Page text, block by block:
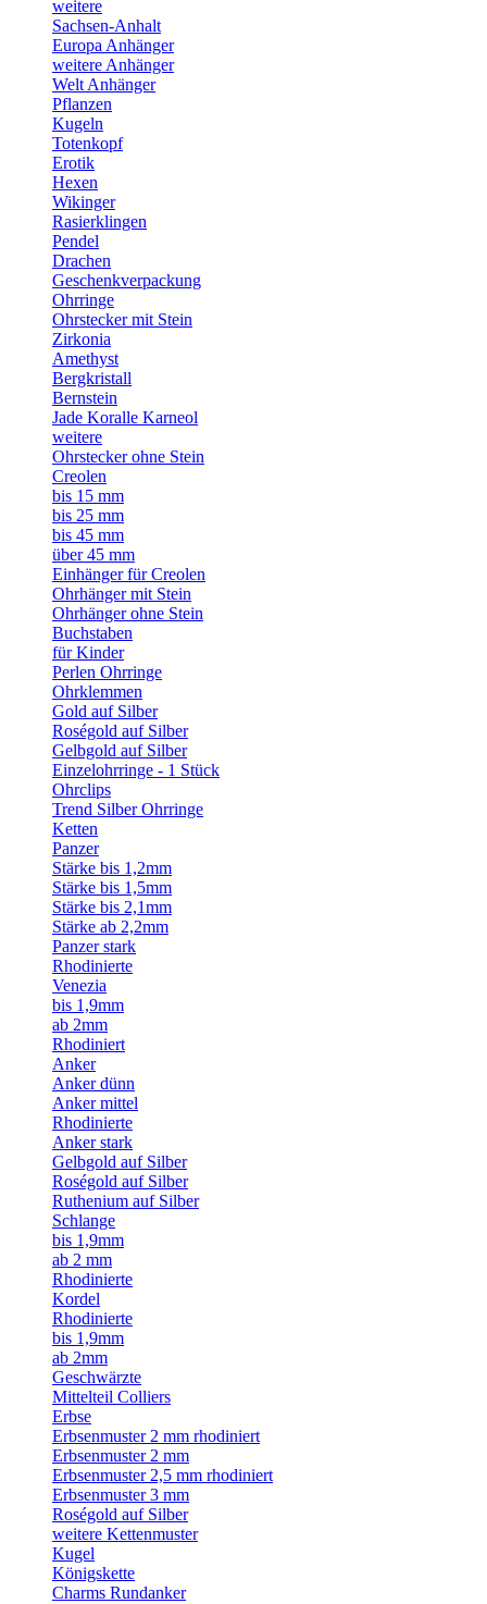
weitere
Sachsen-Anhalt
Europa Anhänger
weitere Anhänger
Welt Anhänger
Pflanzen
Kugeln
Totenkopf
Erotik
Hexen
Wikinger
Rasierklingen
Pendel
Drachen
Geschenkverpackung
Ohrringe
Ohrstecker mit Stein
Zirkonia
Amethyst
Bergkristall
Bernstein
Jade Koralle Karneol
weitere
Ohrstecker ohne Stein
Creolen
bis 15 mm
bis 25 mm
bis 45 mm
über 45 mm
Einhänger für Creolen
Ohrhänger mit Stein
Ohrhänger ohne Stein
Buchstaben
für Kinder
Perlen Ohrringe
Ohrklemmen
Gold auf Silber
Roségold auf Silber
Gelbgold auf Silber
Einzelohrringe - 1 Stück
Ohrclips
Trend Silber Ohrringe
Ketten
Panzer
Stärke bis 1,2mm
Stärke bis 1,5mm
Stärke bis 2,1mm
Stärke ab 2,2mm
Panzer stark
Rhodinierte
Venezia
bis 1,9mm
ab 2mm
Rhodiniert
Anker
Anker dünn
Anker mittel
Rhodinierte
Anker stark
Gelbgold auf Silber
Roségold auf Silber
Ruthenium auf Silber
Schlange
bis 1,9mm
ab 2 mm
Rhodinierte
Kordel
Rhodinierte
bis 1,9mm
ab 2mm
Geschwärzte
Mittelteil Colliers
Erbse
Erbsenmuster 2 mm rhodiniert
Erbsenmuster 2 mm
Erbsenmuster 2,5 mm rhodiniert
Erbsenmuster 3 mm
Roségold auf Silber
weitere Kettenmuster
Kugel
Königskette
Charms Rundanker